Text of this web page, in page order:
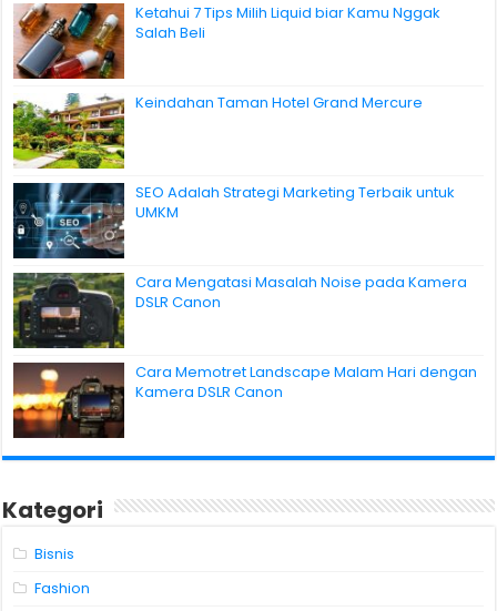
Ketahui 7 Tips Milih Liquid biar Kamu Nggak
Salah Beli
Keindahan Taman Hotel Grand Mercure
SEO Adalah Strategi Marketing Terbaik untuk
UMKM
Cara Mengatasi Masalah Noise pada Kamera
DSLR Canon
Cara Memotret Landscape Malam Hari dengan
Kamera DSLR Canon
Kategori
Bisnis
Fashion